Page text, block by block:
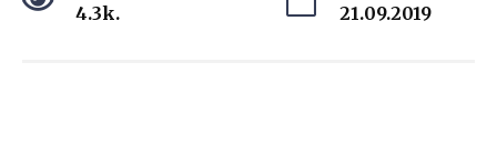
4.3k. 21.09.2019